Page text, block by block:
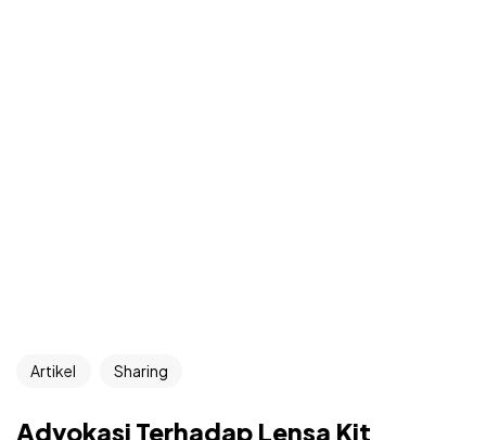
Artikel Sharing
Advokasi Terhadap Lensa Kit